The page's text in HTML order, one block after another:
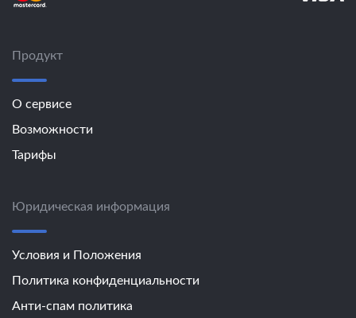
Продукт
О сервисе
Возможности
Тарифы
Юридическая информация
Условия и Положения
Политика конфиденциальности
Анти-спам политика